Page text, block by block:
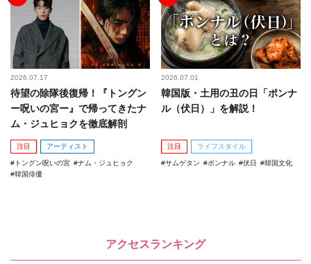
2026.07.17
待望の除隊後復帰！『トングン
ー呪いの宮ー』で帰ってきたナ
ム・ジュヒョクを徹底解剖
注目 アーティスト
トングン呪いの宮
ナム・ジュヒョク
韓国俳優
2026.07.01
韓国版・土用の丑の日「ポンナ
ル（伏日）」を解説！
注目 ライフスタイル
サムゲタン ポンナル 伏日 韓国文化
アクセスランキング